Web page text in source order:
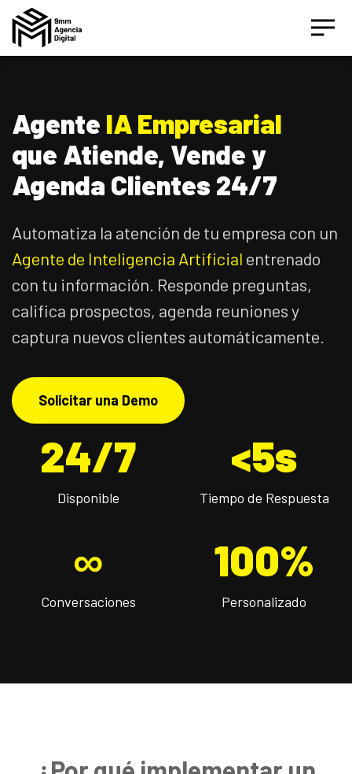
Inicio| Servicios
Agente IA Empresarial
que Atiende, Vende y
Agenda Clientes 24/7
Automatiza la atención de tu empresa con un
Agente de Inteligencia Artificial entrenado
con tu información. Responde preguntas,
califica prospectos, agenda reuniones y
captura nuevos clientes automáticamente.
Solicitar una Demo
24/7
Disponible
<5s
Tiempo de Respuesta
∞
Conversaciones
100%
Personalizado
Asesor IA Activo
agencia de marketing de performance.
digitales inteligentes basados en datos.
¿Te gustaría conocer nuestros servicios, ver el
gratuito?